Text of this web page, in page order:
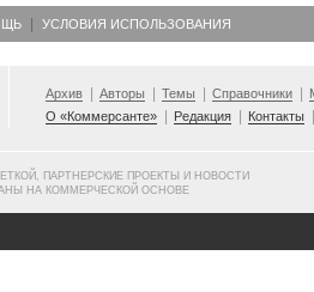
УСЛОВИЯ ИСПОЛЬЗОВАНИЯ
Архив Авторы Темы Справочники
О «Коммерсанте»
Редакция Контакты
ПАРТНЕРСКИЕ ПРОЕКТЫ И НОВОСТИ
НА КОММЕРЧЕСКОЙ ОСНОВЕ